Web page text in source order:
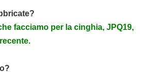
facciamo per la cinghia, JPQ19,